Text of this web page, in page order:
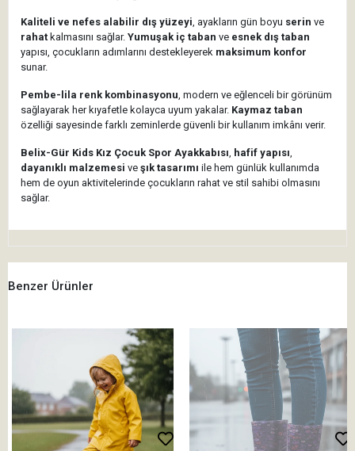
Kaliteli ve nefes alabilir dış yüzeyi , ayakların gün boyu serin ve
rahat kalmasını sağlar. Yumuşak iç taban ve esnek dış taban
yapısı, çocukların adımlarını destekleyerek maksimum konfor
sunar.
Pembe-lila renk kombinasyonu , modern ve eğlenceli bir görünüm
sağlayarak her kıyafetle kolayca uyum yakalar. Kaymaz taban
özelliği sayesinde farklı zeminlerde güvenli bir kullanım imkânı verir.
Belix-Gür Kids Kız Çocuk Spor Ayakkabısı hafif yapısı
dayanıklı malzemesi ve şık tasarımı ile hem günlük kullanımda
hem de oyun aktivitelerinde çocukların rahat ve stil sahibi olmasını
sağlar.
Benzer Ürünler